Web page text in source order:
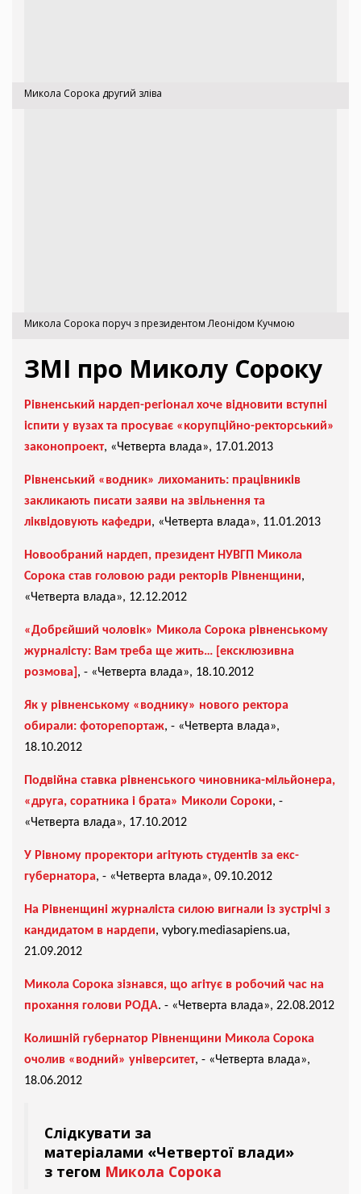
Микола Сорока другий зліва
Микола Сорока поруч з президентом Леонідом Кучмою
ЗМІ про Миколу Сороку
Рівненський нардеп-регіонал хоче відновити вступні
іспити у вузах та просуває «корупційно-ректорський»
законопроект, «Четверта влада», 17.01.2013
Рівненський «водник» лихоманить: працівників
закликають писати заяви на звільнення та
ліквідовують кафедри, «Четверта влада», 11.01.2013
Новообраний нардеп, президент НУВГП Микола
Сорока став головою ради ректорів Рівненщини,
«Четверта влада», 12.12.2012
«Добрєйший чоловік» Микола Сорока рівненському
журналісту: Вам треба ще жить… [ ексклюзивна
розмова] , - «Четверта влада», 18.10.2012
Як у рівненському «воднику» нового ректора
обирали: фоторепортаж, - «Четверта влада»,
18.10.2012
Подвійна ставка рівненського чиновника-мільйонера,
«друга, соратника і брата» Миколи Сороки, -
«Четверта влада», 17.10.2012
У Рівному проректори агітують студентів за екс-
губернатора, - «Четверта влада», 09.10.2012
На Рівненщині журналіста силою вигнали із зустрічі з
кандидатом в нардепи, vybory.mediasapiens.ua,
21.09.2012
Микола Сорока зізнався, що агітує в робочий час на
прохання голови РОДА. - «Четверта влада», 22.08.2012
Колишній губернатор Рівненщини Микола Сорока
очолив «водний» університет, - «Четверта влада»,
18.06.2012
Слідкувати за
матеріалами «Четвертої влади»
з тегом Микола Сорока